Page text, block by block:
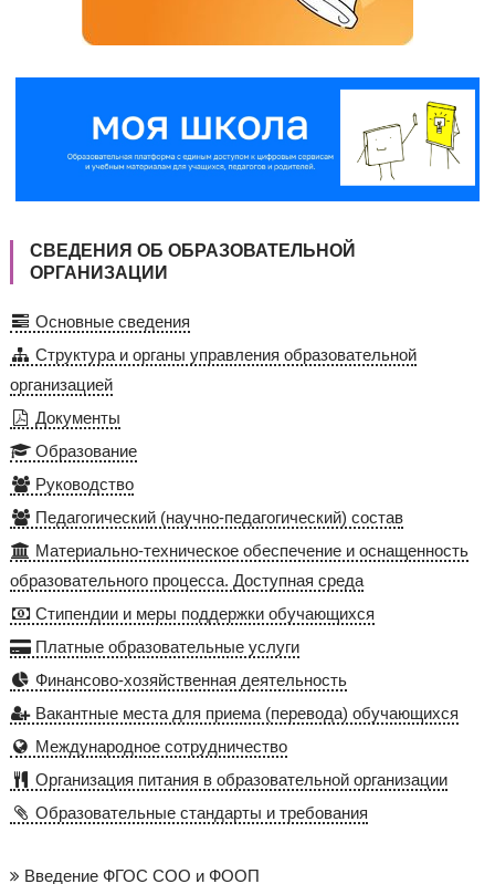
СВЕДЕНИЯ ОБ ОБРАЗОВАТЕЛЬНОЙ
ОРГАНИЗАЦИИ
Основные сведения
Структура и органы управления образовательной
организацией
Документы
Образование
Руководство
Педагогический (научно-педагогический) состав
Материально-техническое обеспечение и оснащенность
образовательного процесса. Доступная среда
Стипендии и меры поддержки обучающихся
Платные образовательные услуги
Финансово-хозяйственная деятельность
Вакантные места для приема (перевода) обучающихся
Международное сотрудничество
Организация питания в образовательной организации
Образовательные стандарты и требования
Введение ФГОС СОО и ФООП